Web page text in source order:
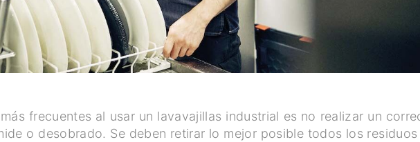
frecuentes al usar un lavavajillas industrial es no realizar un
o desobrado. Se deben retirar lo mejor posible todos los